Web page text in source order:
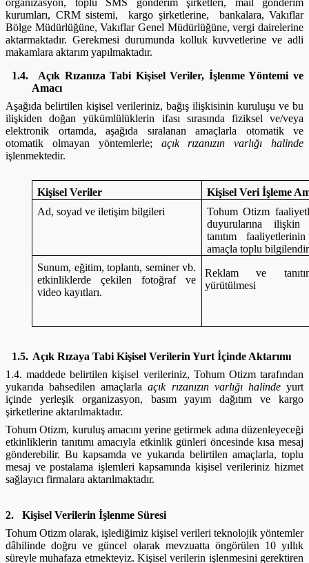
kurumları, CRM sistemi, kargo şirketlerine, bankalara, Vakıflar
Bölge Müdürlüğüne, Vakıflar Genel Müdürlüğüne, vergi dairelerine
aktarmaktadır. Gerekmesi durumunda kolluk kuvvetlerine ve adli
makamlara aktarım yapılmaktadır.
1.4.
Açık Rızanıza Tabi Kişisel Veriler, İşlenme Yöntemi ve
Amacı
Aşağıda belirtilen kişisel verileriniz, bağış ilişkisinin kuruluşu ve bu
ilişkiden doğan yükümlülüklerin ifası sırasında fiziksel ve/veya
elektronik ortamda, aşağıda sıralanan amaçlarla otomatik ve
otomatik olmayan yöntemlerle; açık rızanızın varlığı halinde
işlenmektedir.
Kişisel Veriler
Kişisel Veri İşleme
Ad, soyad ve iletişim bilgileri
Tohum Otizm
duyurularına
tanıtım
amaçla toplu
Sunum, eğitim, toplantı, seminer vb.
etkinliklerde çekilen fotoğraf ve
video kayıtları.
Reklam ve
yürütülmesi
1.5. Açık Rızaya Tabi Kişisel Verilerin Yurt İçinde Aktarımı
1.4. maddede belirtilen kişisel verileriniz, Tohum Otizm tarafından
yukarıda bahsedilen amaçlarlaaçık rızanızın varlığı halindeyurt
içinde yerleşik organizasyon, basım yayım dağıtım ve kargo
şirketlerine aktarılmaktadır.
Tohum Otizm, kuruluş amacını yerine getirmek adına düzenleyeceği
etkinliklerin tanıtımı amacıyla etkinlik günleri öncesinde kısa mesaj
gönderebilir. Bu kapsamda ve yukarıda belirtilen amaçlarla, toplu
mesaj ve postalama işlemleri kapsamında kişisel verileriniz hizmet
sağlayıcı firmalara aktarılmaktadır.
2.
Kişisel Verilerin İşlenme Süresi
Tohum Otizm olarak, işlediğimiz kişisel verileri teknolojik yöntemler
dâhilinde doğru ve güncel olarak mevzuatta öngörülen 10 yıllık
süreyle muhafaza etmekteyiz. Kişisel verilerin işlenmesini gerektiren